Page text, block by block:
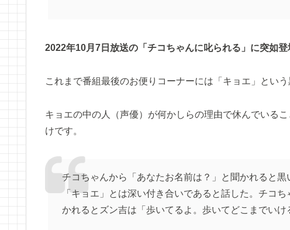
2022年10月7日放送の「チコちゃんに叱られる」に突如登
これまで番組最後のお便りコーナーには「キョエ」という
キョエの中の人（声優）が何かしらの理由で休んでいる
けです。
チコちゃんから「あなたお名前は？」と聞かれると
「キョエ」とは深い付き合いであると話した。チコ
かれるとズン吉は「歩いてるよ。歩いてどこまでいけ